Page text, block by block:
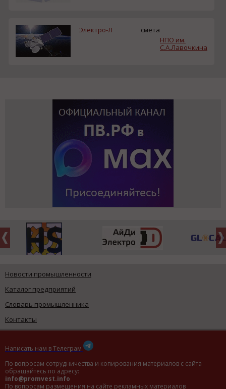
Электро-Л
смета
НПО им.
С.А.Лавочкина
Новости промышленности
Каталог предприятий
Словарь промышленника
Контакты
Написать нам в Телеграм
По вопросам сотрудничества и копирования материалов с сайта
обращайтесь по адресу:
info@promvest.info
По вопросам размещения на сайте рекламных материалов